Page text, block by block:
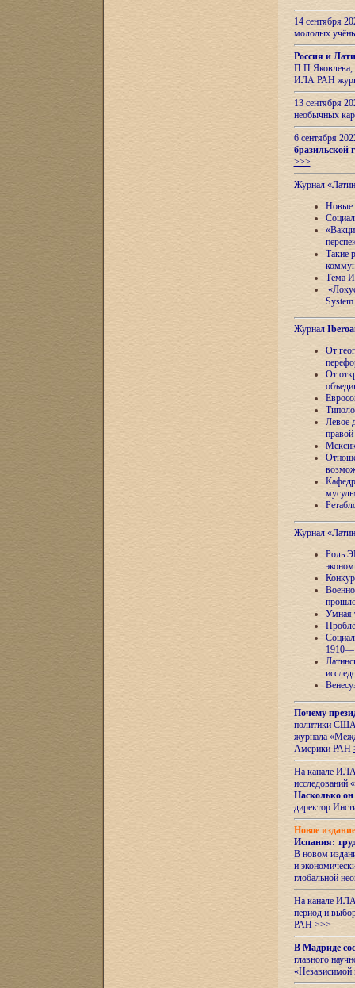
14 сентября
молодых
Россия и
П.П.Яковлева,
ИЛА РАН
13 сентября
необычных
6 сентября
бразильской
>>>
Журнал
Новые
Такие
Тема
Журнал
От
От
Левое
Журнал
Роль
Умная
Почему
политики США
журнала
Америки РАН
На канале ИЛА
исследований «
Насколько он
директор
Новое
Испания:
В новом
и
глобальной
На канале
период и
РАН >>>
В Мадриде
главного
«Независимой